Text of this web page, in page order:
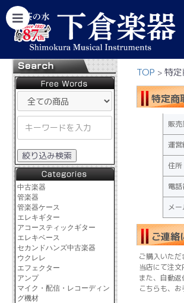
絞り込み検索
中古楽器
管楽器
管楽器ケース
エレキギター
アコースティックギター
エレキベース
セカンドハンズ中古楽器
ウクレレ
エフェクター
アンプ
マイク・配信・レコーディン
グ機材
TOP 特
特定商
販
運営
住所
電
メ
ご連絡
ご購入いた
当店にて注
また、自動
こちらも、